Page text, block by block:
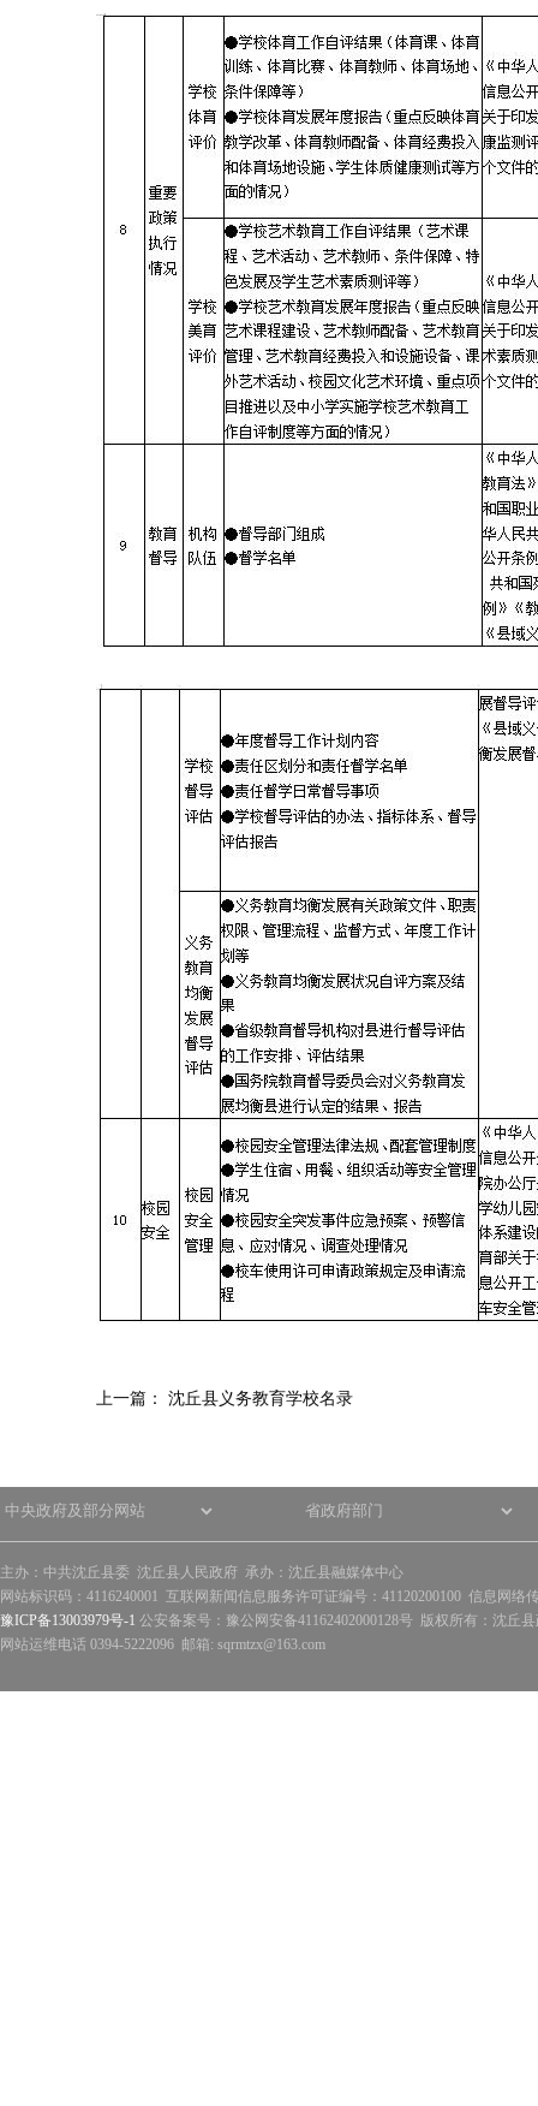
上一篇： 沈丘县义务教育学校名录
主办：中共沈丘县委 沈丘县人民政府 承办：沈丘县融媒体中心
网站标识码：4116240001 互联网新闻信息服务许可证编号：41120200100 信息网络
豫ICP备13003979号-1 公安备案号：豫公网安备41162402000128号 版权所有：沈丘
网站运维电话 0394-5222096 邮箱: sqrmtzx@163.com